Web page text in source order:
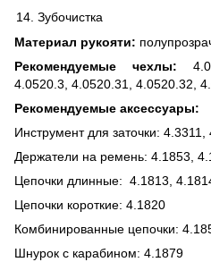
Зубочистка
Материал рукояти:
Рекомендуемые чехлы:
4.0520.3, 4.0520.31, 4.0520.32,
Рекомендуемые аксессуары:
Инструмент для заточки:
Держатели на ремень: 4.1853,
Цепочки длинные: 4.1813,
Цепочки короткие: 4.1820
Комбинированные цепочки:
Шнурок с карабином: 4.1879